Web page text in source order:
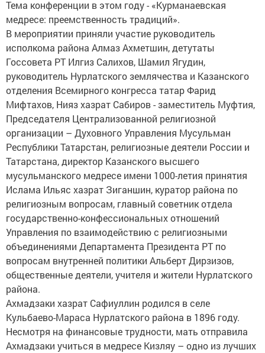
Тема конференции в этом году - «Курманаевская
медресе: преемственность традиций».
В мероприятии приняли участие руководитель
исполкома района Алмаз Ахметшин, детутаты
Госсовета РТ Илгиз Салихов, Шамил Ягудин,
руководитель Нурлатского землячества и Казанского
отделения Всемирного конгресса татар Фарид
Мифтахов, Нияз хазрат Сабиров - заместитель Муфтия,
Председателя Централизованной религиозной
организации – Духовного Управления Мусульман
Республики Татарстан, религиозные деятели России и
Татарстана, директор Казанского высшего
мусульманского медресе имени 1000-летия принятия
Ислама Ильяс хазрат Зиганшин, куратор района по
религиозным вопросам, главный советник отдела
государственно-конфессиональных отношений
Управления по взаимодействию с религиозными
объединениями Департамента Президента РТ по
вопросам внутренней политики Альберт Дирзизов,
общественные деятели, учителя и жители Нурлатского
района.
Ахмадзаки хазрат Сафиуллин родился в селе
Кульбаево-Мараса Нурлатского района в 1896 году.
Несмотря на финансовые трудности, мать отправила
Ахмадзаки учиться в медресе Кизляу – одно из лучших